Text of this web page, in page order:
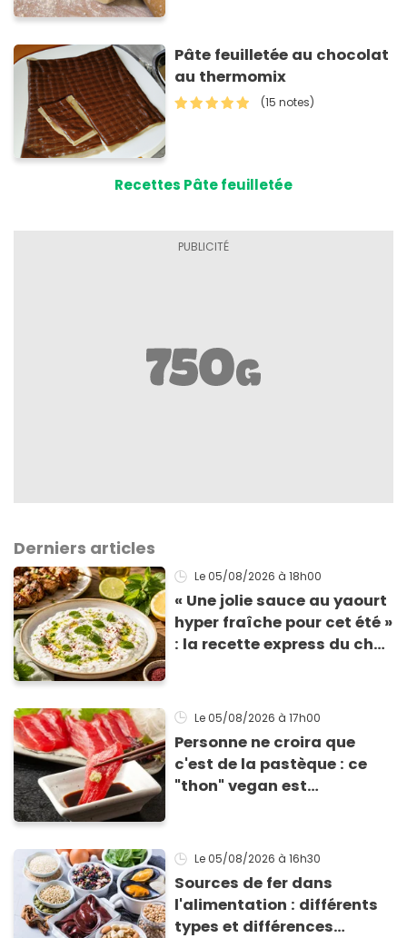
Pâte feuilletée au chocolat
au thermomix
(15 notes)
Recettes Pâte feuilletée
Derniers articles
Le 05/08/2026 à 18h00
« Une jolie sauce au yaourt
hyper fraîche pour cet été »
: la recette express du chef
grillades
Le 05/08/2026 à 17h00
Personne ne croira que
c'est de la pastèque : ce
"thon" vegan est
Le 05/08/2026 à 16h30
Sources de fer dans
l'alimentation : différents
types et différences